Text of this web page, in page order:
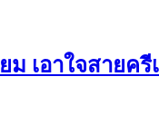
ม เอาใจสาย